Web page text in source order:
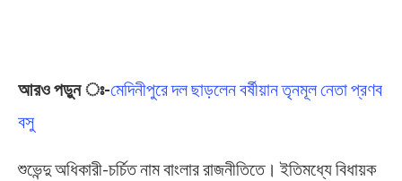
আরও পড়ুন ঃ-মেদিনীপুরে দল ছাড়লেন বর্ষীয়ান তৃনমূল নেতা প্রণব
বসু
শুভেন্দু অধিকারী-চর্চিত নাম বাংলার রাজনীতিতে। ইতিমধ্যে বিধায়ক